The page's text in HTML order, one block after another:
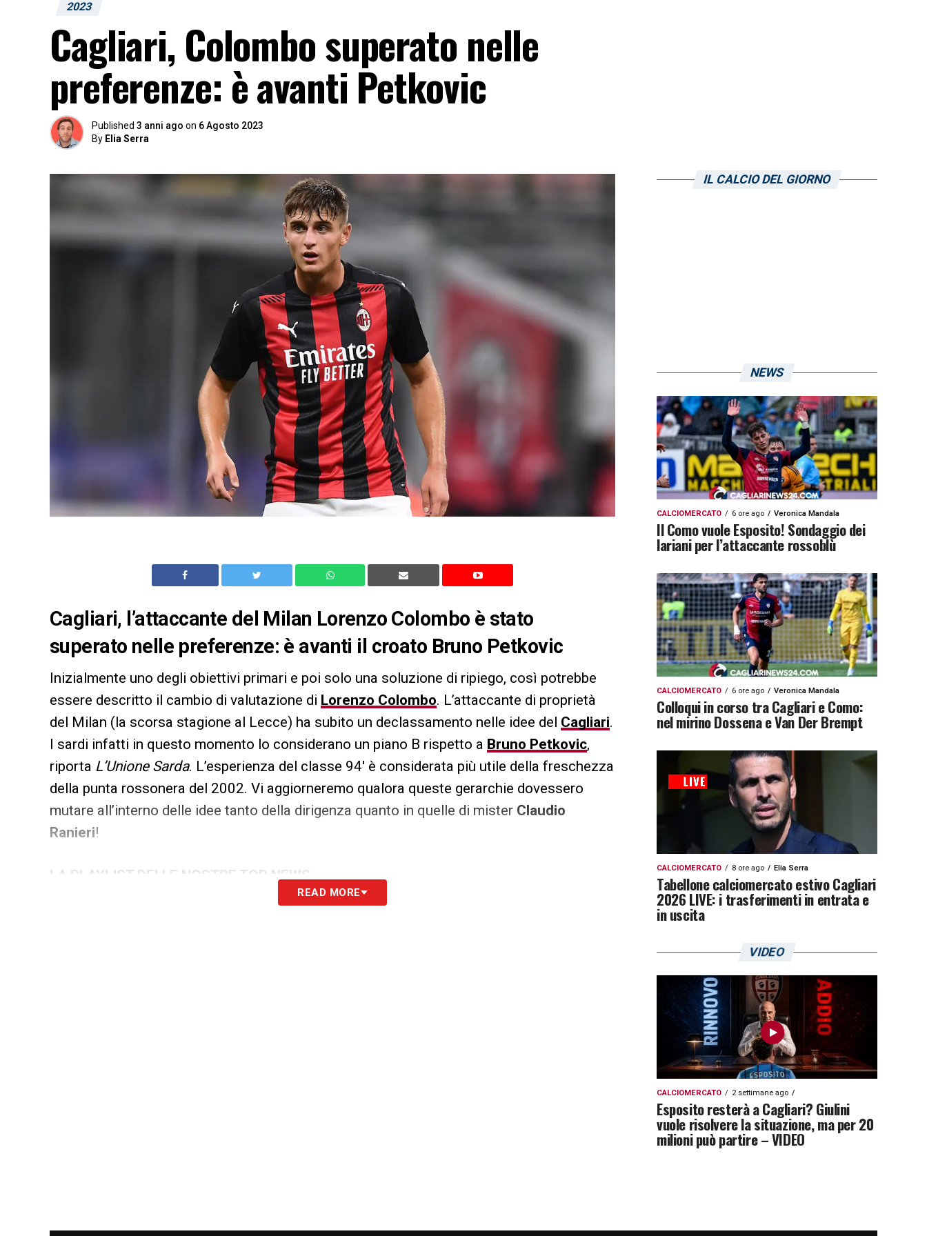
2023
Cagliari, Colombo superato nelle
preferenze: è avanti Petkovic
Published 3 anni ago on 6 Agosto 2023
By Elia Serra
Cagliari, l’attaccante del Milan Lorenzo Colombo è stato
superato nelle preferenze: è avanti il croato Bruno Petkovic
Inizialmente uno degli obiettivi primari e poi solo una soluzione di ripiego, così potrebbe
essere descritto il cambio di valutazione di Lorenzo Colombo. L’attaccante di proprietà
del Milan (la scorsa stagione al Lecce) ha subito un declassamento nelle idee del Cagliari.
I sardi infatti in questo momento lo considerano un piano B rispetto a Bruno Petkovic,
riporta L’Unione Sarda. L’esperienza del classe 94′ è considerata più utile della freschezza
della punta rossonera del 2002. Vi aggiorneremo qualora queste gerarchie dovessero
mutare all’interno delle idee tanto della dirigenza quanto in quelle di mister Claudio
Ranieri!
LA PLAYLIST DELLE NOSTRE TOP NEWS
READ MORE
IL CALCIO DEL GIORNO
NEWS
CALCIOMERCATO 6 ore ago Veronica Mandala
Il Como vuole Esposito! Sondaggio dei
lariani per l’attaccante rossoblù
CALCIOMERCATO 6 ore ago Veronica Mandala
Colloqui in corso tra Cagliari e Como:
nel mirino Dossena e Van Der Brempt
CALCIOMERCATO 8 ore ago Elia Serra
Tabellone calciomercato estivo Cagliari
2026 LIVE: i trasferimenti in entrata e
in uscita
VIDEO
CALCIOMERCATO 2 settimane ago
Esposito resterà a Cagliari? Giulini
vuole risolvere la situazione, ma per 20
milioni può partire – VIDEO